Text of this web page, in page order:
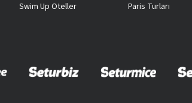
Swim Up Oteller
Paris Turları